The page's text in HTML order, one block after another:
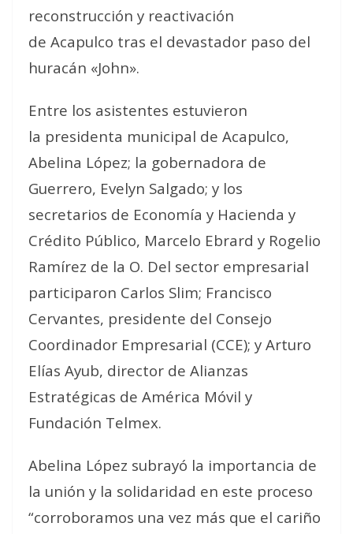
reconstrucción y reactivación
de Acapulco tras el devastador paso del
huracán «John».
Entre los asistentes estuvieron
la presidenta municipal de Acapulco,
Abelina López; la gobernadora de
Guerrero, Evelyn Salgado; y los
secretarios de Economía y Hacienda y
Crédito Público, Marcelo Ebrard y Rogelio
Ramírez de la O. Del sector empresarial
participaron Carlos Slim; Francisco
Cervantes, presidente del Consejo
Coordinador Empresarial (CCE); y Arturo
Elías Ayub, director de Alianzas
Estratégicas de América Móvil y
Fundación Telmex.
Abelina López subrayó la importancia de
la unión y la solidaridad en este proceso
“corroboramos una vez más que el cariño